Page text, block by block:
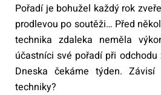
Pořadí je bohužel každý rok
prodlevou po soutěži… Před
technika zdaleka neměla
účastníci své pořadí při
Dneska čekáme týden.
techniky?